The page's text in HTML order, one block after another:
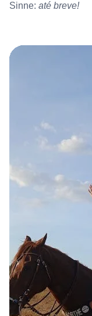
Sinne: até breve!